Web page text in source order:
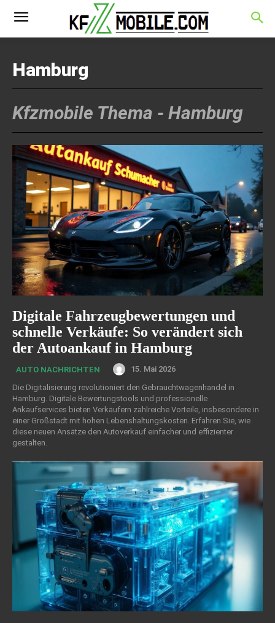
Hamburg
Kfzmobile Thema - Hamburg
Digitale Fahrzeugbewertungen und
schnelle Verkäufe: So verändert sich
der Autoankauf in Hamburg
AUTO NACHRICHTEN
15. Mai 2026
Die Digitalisierung revolutioniert den Gebrauchtwagenhandel in
Hamburg. Digitale Bewertungstools und professionelle
Ankaufservices bieten Verkäufern zahlreiche Vorteile, insbesondere in
einer Großstadt mit hohen Lebenshaltungskosten. Erfahren Sie, wie
diese neuen Ansätze den Autoverkauf einfacher und effizienter
gestalten.